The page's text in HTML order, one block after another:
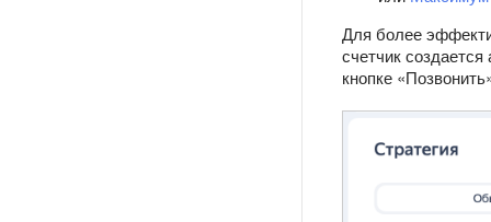
Для более
счетчик
кнопке